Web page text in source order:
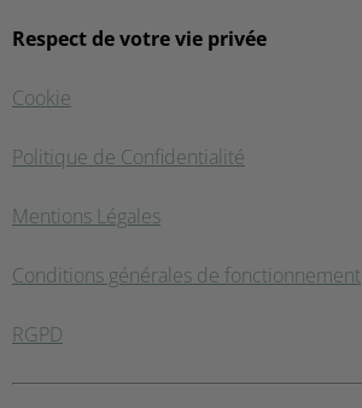
Respect de votre vie privée
Cookie
Politique de Confidentialité
Mentions Légales
Conditions générales de fonctionnement
RGPD